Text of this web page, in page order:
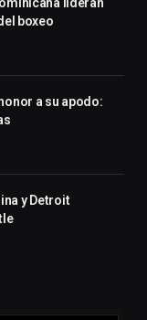
lideran
boxeo
a su apodo:
y Detroit